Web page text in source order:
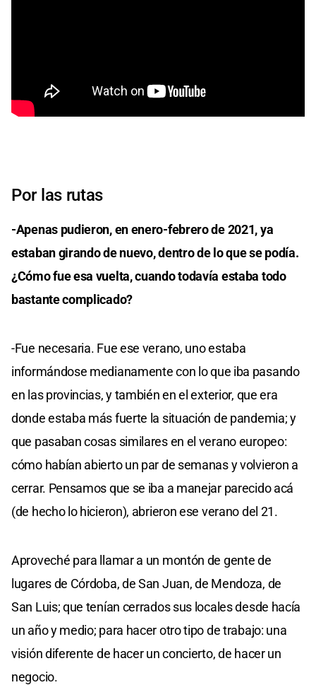
Por las rutas
-Apenas pudieron, en enero-febrero de 2021, ya
estaban girando de nuevo, dentro de lo que se podía.
¿Cómo fue esa vuelta, cuando todavía estaba todo
bastante complicado?
-Fue necesaria. Fue ese verano, uno estaba
informándose medianamente con lo que iba pasando
en las provincias, y también en el exterior, que era
donde estaba más fuerte la situación de pandemia; y
que pasaban cosas similares en el verano europeo:
cómo habían abierto un par de semanas y volvieron a
cerrar. Pensamos que se iba a manejar parecido acá
(de hecho lo hicieron), abrieron ese verano del 21.
Aproveché para llamar a un montón de gente de
lugares de Córdoba, de San Juan, de Mendoza, de
San Luis; que tenían cerrados sus locales desde hacía
un año y medio; para hacer otro tipo de trabajo: una
visión diferente de hacer un concierto, de hacer un
negocio.